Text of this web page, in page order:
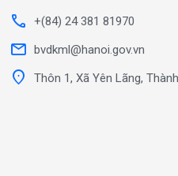
call +(84) 24 381 81970
mail bvdkml@hanoi.gov.vn
location_on Thôn 1, Xã Yên Lãng,